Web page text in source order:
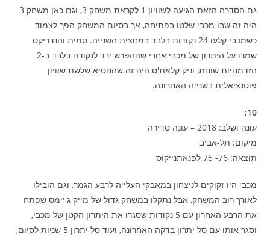
גם הסדרה הזאת הגיעה לשוויון 1 לקראת משחק 3, וגם כאן משחק 3
היה זה שבו מכבי שלטו בפתיחה, אך בסיום המשחק הפך לצמוד
כשמכבי קלעו 24 נקודות בלבד במחצית השנייה. סמית והנדריקס
שמרו על היתרון של מכבי אחרי שההפרש ירד לנקודה בלבד ב-2
הזדמנויות שונות, וניק קלאת'ס היה זה שהחטיא שלשת שוויון
פוטנציאלית בשנייה האחרונה.
10:
עונה ושלב: 2018 – עונה סדירה
מיקום: תל-אביב
תוצאה: 76- 75 לפנאתנייקוס
מכבי היו זקוקים לניצחון במאבקי העלייה לרבע הגמר, וגם הובילו
לאורך רוב המשחק, אבל נתקלו במשחק גדול של מייק ג'יימס שפתח
את הרבע האחרון עם 5 נקודות שסגרו את היתרון הקטן של מכבי,
וסגר אותו עם סל יתרון בדקה האחרונה, ועוד סל יתרון 5 שניות לסיום,